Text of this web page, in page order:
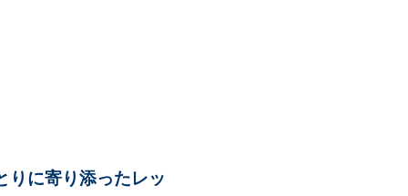
りに寄り添ったレッ